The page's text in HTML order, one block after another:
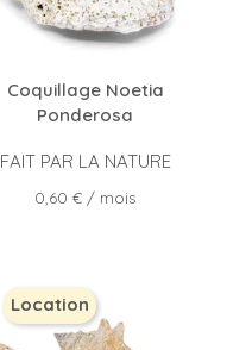
Coquillage Noetia
Ponderosa
FAIT PAR LA NATURE
Prix
0,60 € / mois
Location